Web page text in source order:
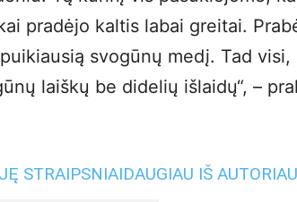
pradėjo kaltis labai greitai.
svogūnų medį. Tad
laiškų be didelių išlaidų“, –
STRAIPSNIAIDAUGIAU IŠ